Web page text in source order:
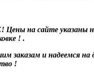
на сайте указаны
! .
заказам и надеемся на
!